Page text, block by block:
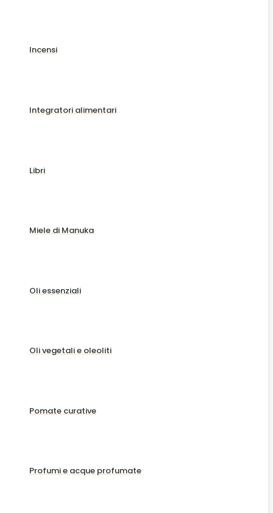
Incensi
Integratori alimentari
Libri
Miele di Manuka
Oli essenziali
Oli vegetali e oleoliti
Pomate curative
Profumi e acque profumate